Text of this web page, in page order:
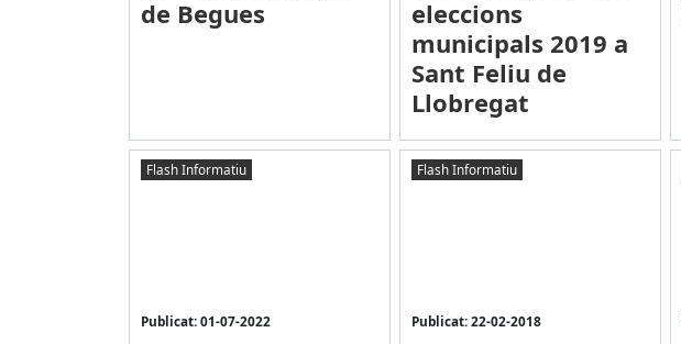
de Begues
eleccions
municipals 2019 a
Sant Feliu de
Llobregat
Flash Informatiu
Publicat: 01-07-2022
Flash Informatiu
Publicat: 22-02-2018